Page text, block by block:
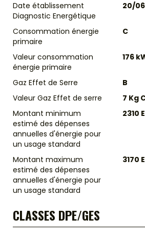
Date établissement
Diagnostic Energétique
20/
Consommation énergie
primaire
C
Valeur consommation
énergie primaire
176
Gaz Effet de Serre
B
Valeur Gaz Effet de serre
7 Kg
Montant minimum
estimé des dépenses
annuelles d'énergie pour
un usage standard
2310
Montant maximum
estimé des dépenses
annuelles d'énergie pour
un usage standard
3170
CLASSES DPE/GES